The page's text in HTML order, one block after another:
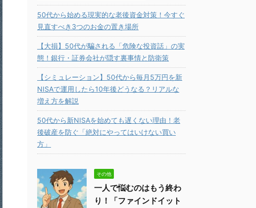
50代から始める現実的な老後資金対策！今すぐ
見直すべき3つのお金の置き場所
【大損】50代が騙される「危険な投資話」の実
態！銀行・証券会社が隠す裏事情と防衛策
【シミュレーション】50代から毎月5万円を新
NISAで運用したら10年後どうなる？リアルな
増え方を解説
50代から新NISAを始めても遅くない理由！老
後破産を防ぐ「絶対にやってはいけない買い
方」
その他
一人で悩むのはもう終わ
り！「ファインドイット